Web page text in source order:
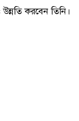
উন্নতি করবেন তিনি।